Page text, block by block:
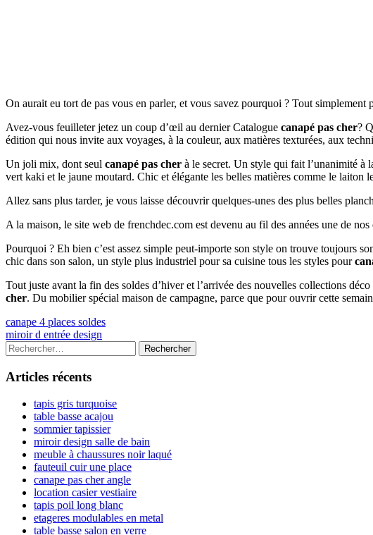
On aurait eu tort de pas vous en parler, et vous savez pourquoi ? Tout simplement
Avez-vous feuilleter jetez un coup d’œil au dernier Catalogue canapé pas cher?
édition qui nous invite aux voyages, à la couleur, aux matières texturées, aux
Un joli mix, dont seul canapé pas cher à le secret. Un style qui fait l’unanimité à
vert kaki et le jaune moutard. Chic et élégante les belles matières comme le
Allez sans plus tarder, je vous laisse découvrir quelques-unes des plus belles
A la maison, le site web de frenchdec.com est devenu au fil des années une de
Pourquoi ? Eh bien c’est assez simple peut-importe son style on trouve toujours
chic dans son salon, un style plus industriel pour sa cuisine tous les styles pour
Tout juste avant la fin des soldes d’hiver et l’arrivée des nouvelles collections
cher. Du mobilier spécial maison de campagne, parce que pour ouvrir cette
Navigation
de
l’article
Previous
article:
canape 4 places soldes
Next
article:
miroir d entrée design
Colonne
latérale
principale
Rechercher :
Articles récents
tapis gris turquoise
table basse acajou
sommier tapissier
miroir design salle de bain
meuble à chaussures noir laqué
fauteuil cuir une place
canape pas cher angle
location casier vestiaire
tapis poil long blanc
etageres modulables en metal
table basse salon en verre